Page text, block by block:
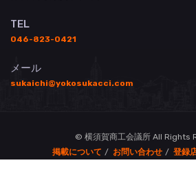
TEL
046-823-0421
メール
sukaichi@yokosukacci.com
© 横須賀商工会議所 All Rights
掲載について
お問い合わせ 登録